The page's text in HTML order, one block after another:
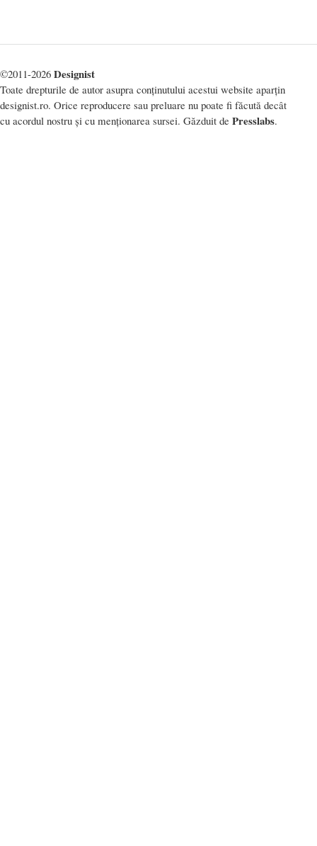
©2011-2026 Designist
Toate drepturile de autor asupra conținutului acestui website aparțin
designist.ro. Orice reproducere sau preluare nu poate fi făcută decât
cu acordul nostru și cu menționarea sursei. Găzduit de Presslabs.